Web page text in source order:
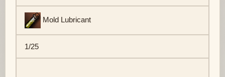
Mold Lubricant
1/25